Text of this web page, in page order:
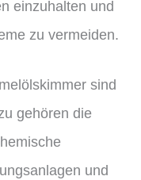
einzuhalten und
zu vermeiden.
sind
gehören die
und